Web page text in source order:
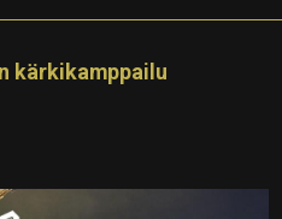
kärkikamppailu